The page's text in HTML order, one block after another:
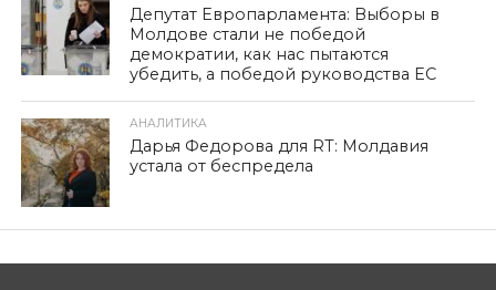
Депутат Европарламента: Выборы в
Молдове стали не победой
демократии, как нас пытаются
убедить, а победой руководства ЕС
АНАЛИТИКА
Дарья Федорова для RT: Молдавия
устала от беспредела